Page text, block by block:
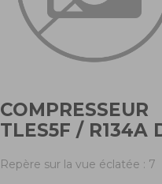
COMPRESSEUR
TLES5F / R134A
Repère sur la vue éclatée : 7